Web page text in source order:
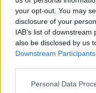
your opt-out. You may
disclosure of your
IAB’s list of
also be disclosed by us
Downstream Participants
Personal Data
MEDIA
Σπιλιάδες Spoiler: Τη
και της κλέβει τη
προδοσία της